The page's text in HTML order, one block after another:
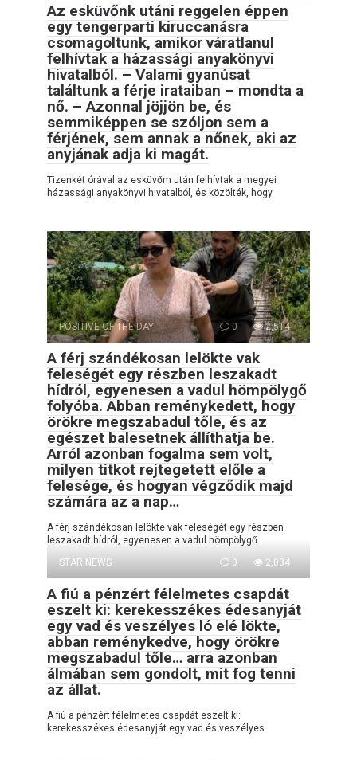
Az esküvőnk utáni reggelen éppen
egy tengerparti kiruccanásra
csomagoltunk, amikor váratlanul
felhívtak a házassági anyakönyvi
hivatalból. – Valami gyanúsat
találtunk a férje irataiban – mondta a
nő. – Azonnal jöjjön be, és
semmiképpen se szóljon sem a
férjének, sem annak a nőnek, aki az
anyjának adja ki magát.
Tizenkét órával az esküvőm után felhívtak a megyei
házassági anyakönyvi hivatalból, és közölték, hogy
POSITIVE OF THE DAY 0 2,514
A férj szándékosan lelökte vak
feleségét egy részben leszakadt
hídról, egyenesen a vadul hömpölygő
folyóba. Abban reménykedett, hogy
örökre megszabadul tőle, és az
egészet balesetnek állíthatja be.
Arról azonban fogalma sem volt,
milyen titkot rejtegetett előle a
felesége, és hogyan végződik majd
számára az a nap…
A férj szándékosan lelökte vak feleségét egy részben
leszakadt hídról, egyenesen a vadul hömpölygő
STAR NEWS
0 2,034
A fiú a pénzért félelmetes csapdát
eszelt ki: kerekesszékes édesanyját
egy vad és veszélyes ló elé lökte,
abban reménykedve, hogy örökre
megszabadul tőle… arra azonban
álmában sem gondolt, mit fog tenni
az állat.
A fiú a pénzért félelmetes csapdát eszelt ki:
kerekesszékes édesanyját egy vad és veszélyes